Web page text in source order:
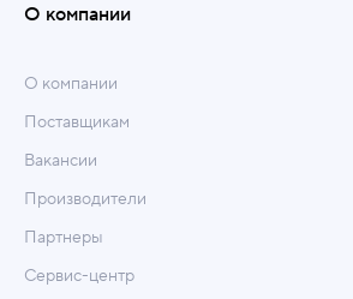
О компании
О компании
Поставщикам
Вакансии
Производители
Партнеры
Сервис-центр